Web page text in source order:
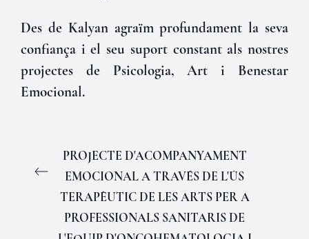
Des de Kalyan agraïm profundament la seva
confiança i el seu suport constant als nostres
projectes de Psicologia, Art i Benestar
Emocional.
PROJECTE D'ACOMPANYAMENT
EMOCIONAL A TRAVÉS DE L'ÚS
TERAPÈUTIC DE LES ARTS PER A
PROFESSIONALS SANITARIS DE